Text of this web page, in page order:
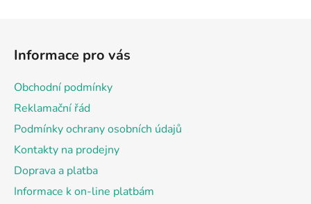
Informace pro vás
Obchodní podmínky
Reklamační řád
Podmínky ochrany osobních údajů
Kontakty na prodejny
Doprava a platba
Informace k on-line platbám